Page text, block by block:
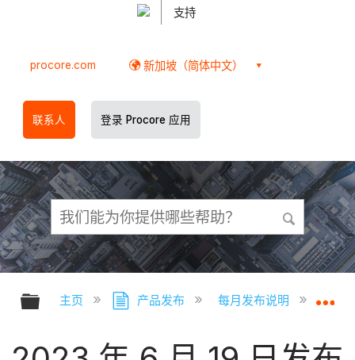
支持
procore.com 新加坡（简体中文）
联系人 登录 Procore 应用
扩展/隐缩全局层次
主页 产品发布 每月发布说明